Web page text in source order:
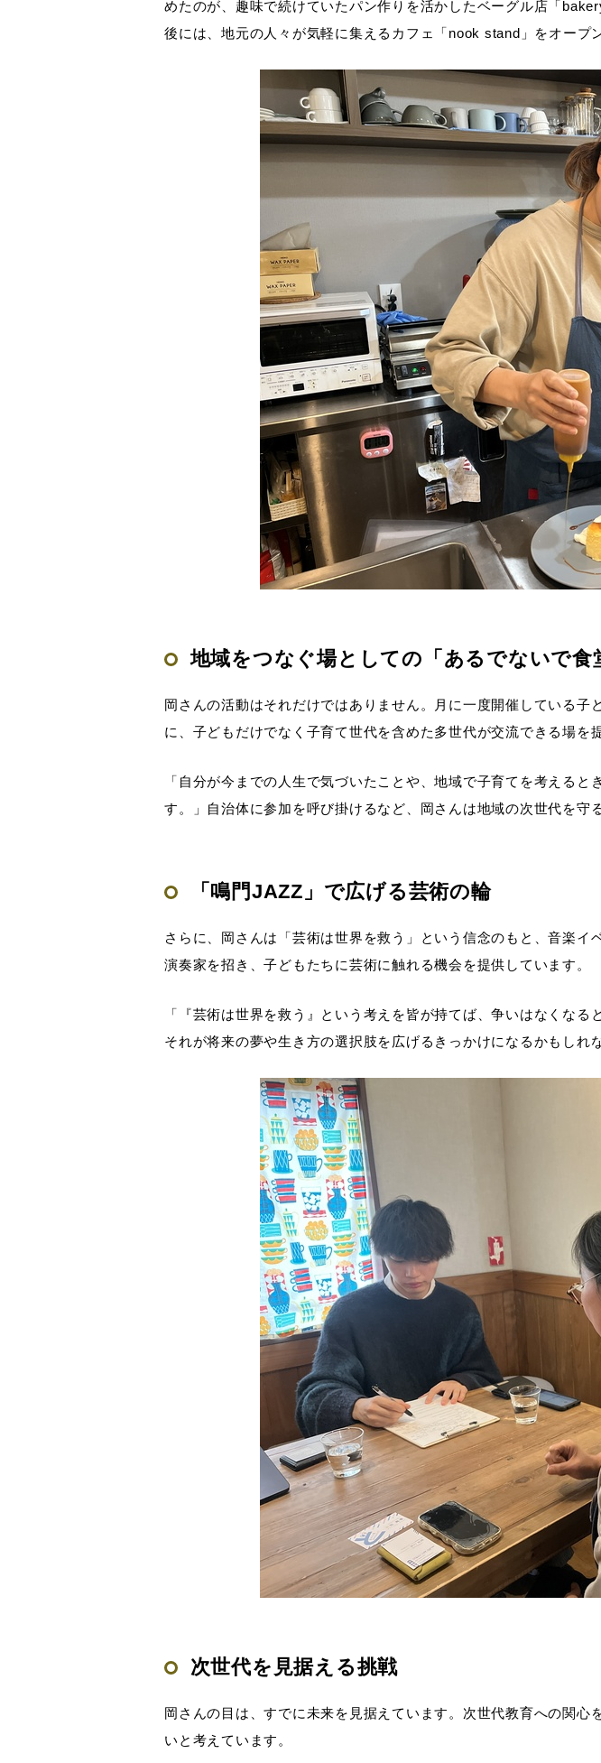
めたのが、趣味で続けていたパン作りを活かしたベーグル店「
後には、地元の人々が気軽に集えるカフェ「nook stand」をオープ
地域をつなぐ場としての「あるでないで食
岡さんの活動はそれだけではありません。月に一度開催している
に、子どもだけでなく子育て世代を含めた多世代が交流できる場を
「自分が今までの人生で気づいたことや、地域で子育てを考える
す。」自治体に参加を呼び掛けるなど、岡さんは地域の次世代を守
「鳴門JAZZ」で広げる芸術の輪
さらに、岡さんは「芸術は世界を救う」という信念のもと、音楽
演奏家を招き、子どもたちに芸術に触れる機会を提供しています。
「『芸術は世界を救う』という考えを皆が持てば、争いはなくな
それが将来の夢や生き方の選択肢を広げるきっかけになるかもしれ
次世代を見据える挑戦
岡さんの目は、すでに未来を見据えています。次世代教育への関
いと考えています。